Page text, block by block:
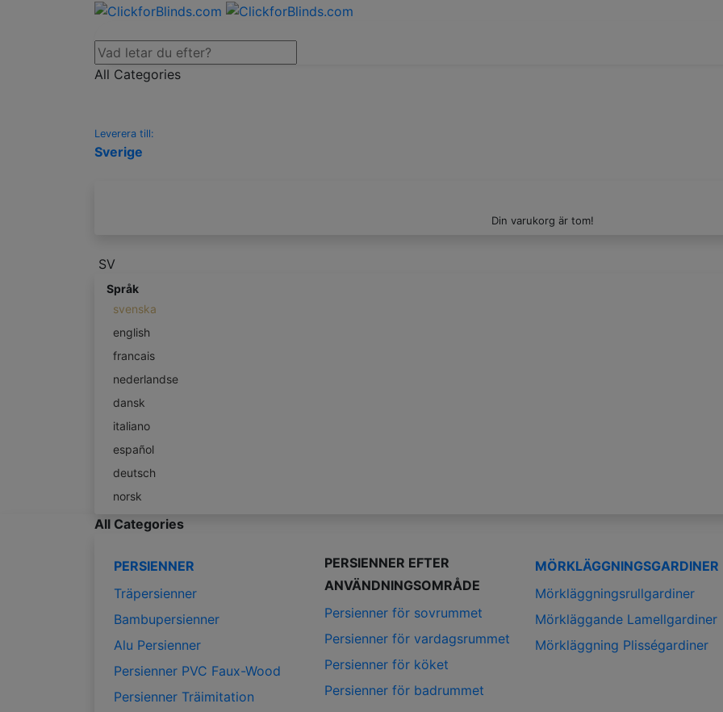
All Categories
Leverera till:
Sverige
Din varukorg är tom!
SV
Språk
svenska
english
francais
nederlandse
dansk
italiano
español
deutsch
norsk
All Categories
PERSIENNER
Träpersienner
Bambupersienner
Alu Persienner
Persienner PVC Faux-Wood
Persienner Träimitation
PERSIENNER EFTER
ANVÄNDNINGSOMRÅDE
Persienner för sovrummet
Persienner för vardagsrummet
Persienner för köket
Persienner för badrummet
MÖRKLÄGGNINGSGARDINER
Mörkläggningsrullgardiner
Mörkläggande Lamellgardiner
Mörkläggning Plisségardiner